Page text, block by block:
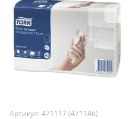
Артикул: 471117 (471146)